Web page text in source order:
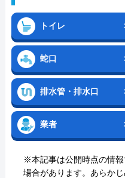
トイレ
蛇口
排水管・排水口
業者
※本記事は公開時点の情
場合があります。あらかじ